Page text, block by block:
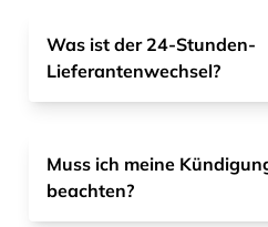
Was ist der 24-Stunden-
Lieferantenwechsel?
Muss ich meine
beachten?